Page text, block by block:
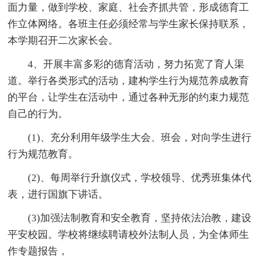
面力量，做到学校、家庭、社会齐抓共管，形成德育工
作立体网络。各班主任必须经常与学生家长保持联系，
本学期召开二次家长会。
4、开展丰富多彩的德育活动，努力拓宽了育人渠
道。举行各类形式的活动，建构学生行为规范养成教育
的平台，让学生在活动中，通过各种无形的约束力规范
自己的行为。
(1)、充分利用年级学生大会、班会，对向学生进行
行为规范教育。
(2)、每周举行升旗仪式，学校领导、优秀班集体代
表，进行国旗下讲话。
(3)加强法制教育和安全教育，坚持依法治教，建设
平安校园。学校将继续聘请校外法制人员，为全体师生
作专题报告，